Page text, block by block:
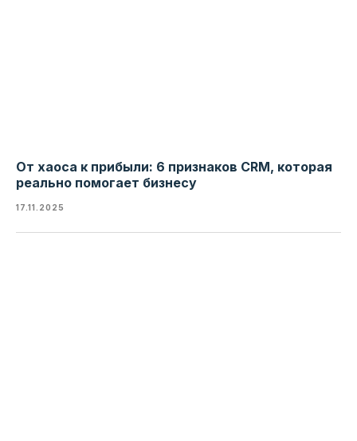
От хаоса к прибыли: 6 признаков CRM, которая
реально помогает бизнесу
17.11.2025